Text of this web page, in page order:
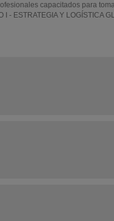
capacitados para
- ESTRATEGIA Y LOGÍSTICA